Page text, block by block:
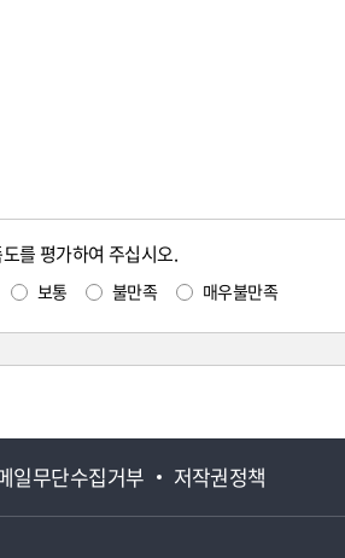
를 평가하여 주십시오.
보통 불만족 매우불만족
일무단수집거부 저작권정책